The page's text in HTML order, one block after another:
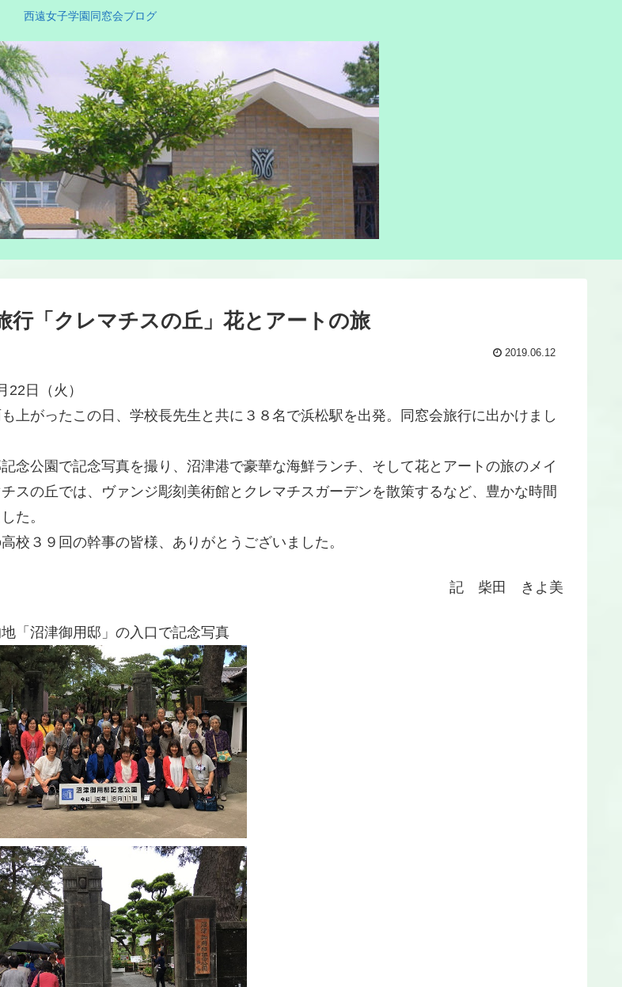
西遠女子学園同窓会ブログ
行「クレマチスの丘」花とアートの旅
2019.06.12
22日（火）
上がったこの日、学校長先生と共に３８名で浜松駅を出発。同窓会旅行に出かけまし
念公園で記念写真を撮り、沼津港で豪華な海鮮ランチ、そして花とアートの旅のメイ
スの丘では、ヴァンジ彫刻美術館とクレマチスガーデンを散策するなど、豊かな時間
た。
校３９回の幹事の皆様、ありがとうございました。
記 柴田 きよ美
「沼津御用邸」の入口で記念写真